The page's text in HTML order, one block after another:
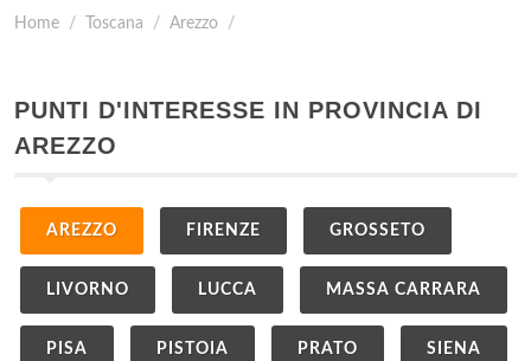
Home Toscana Arezzo
PUNTI D'INTERESSE IN PROVINCIA DI
AREZZO
AREZZO FIRENZE GROSSETO
LIVORNO LUCCA MASSA CARRARA
PISA PISTOIA PRATO SIENA